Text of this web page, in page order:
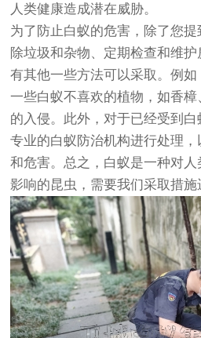
人类健康造成潜在威胁。
为了防止白蚁的危害，除了您
除垃圾和杂物、定期检查和维
有其他一些方法可以采取。例
一些白蚁不喜欢的植物，如香
的入侵。此外，对于已经受到
专业的白蚁防治机构进行处理
和危害。总之，白蚁是一种对
影响的昆虫，需要我们采取措施